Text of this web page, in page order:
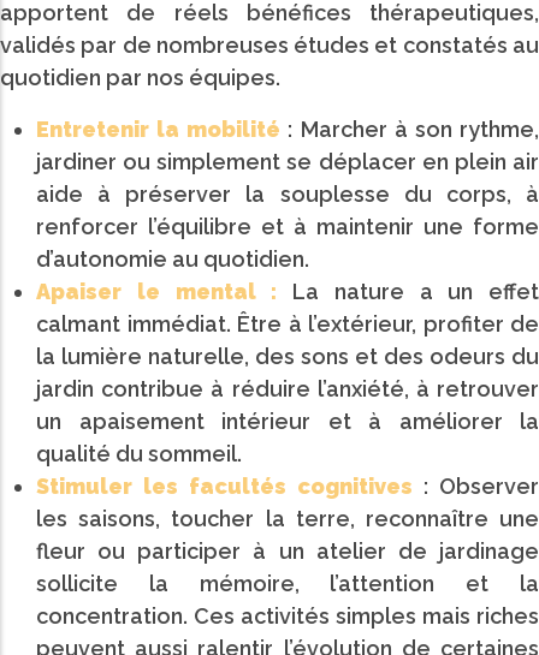
apportent de réels bénéfices thérapeutiques,
validés par de nombreuses études et constatés au
quotidien par nos équipes.
Entretenir la mobilité : Marcher à son rythme,
jardiner ou simplement se déplacer en plein air
aide à préserver la souplesse du corps, à
renforcer l’équilibre et à maintenir une forme
d’autonomie au quotidien.
Apaiser le mental :
La nature a un effet
calmant immédiat. Être à l’extérieur, profiter de
la lumière naturelle, des sons et des odeurs du
jardin contribue à réduire l’anxiété, à retrouver
un apaisement intérieur et à améliorer la
qualité du sommeil.
Stimuler les facultés cognitives : Observer
les saisons, toucher la terre, reconnaître une
fleur ou participer à un atelier de jardinage
sollicite la mémoire, l’attention et la
concentration. Ces activités simples mais riches
peuvent aussi ralentir l’évolution de certaines